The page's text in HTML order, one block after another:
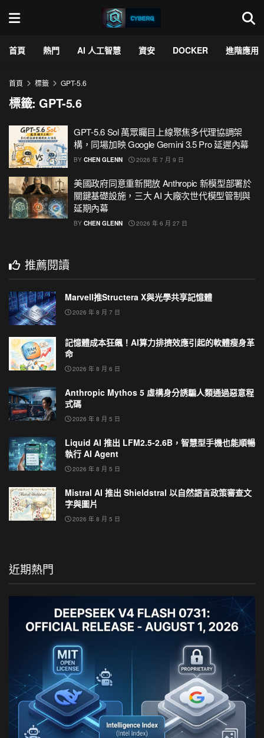
首頁 熱門 AI 人工智慧 資安 DOCKER 進階應用
首頁 標籤 GPT-5.6
標籤:GPT-5.6
GPT-5.6 Sol 萬眾矚目上線聚焦多代理協調架
構，同場加映 Google Gemini 3.5 Pro 延遲內幕
BY CHEN GLENN 2026 年 7 月 9 日
美國政府同意重新開放 Anthropic 新模型部署於
關鍵基礎設施，三大 AI 大廠次世代模型管制與
延期內幕
BY CHEN GLENN 2026 年 6 月 27 日
推薦閱讀
Marvell推Structera X與光學共享記憶體
2026 年 8 月 7 日
記憶體成本狂飆！AI算力排擠效應引起的軟體瘦身革
命
2026 年 8 月 6 日
Anthropic Mythos 5 虛構身分誘騙人類通過惡意程
式碼
2026 年 8 月 5 日
Liquid AI 推出 LFM2.5-2.6B，智慧型手機也能順暢
執行 AI Agent
2026 年 8 月 5 日
Mistral AI 推出 Shieldstral 以自然語言政策審查文
字與圖片
2026 年 8 月 5 日
近期熱門